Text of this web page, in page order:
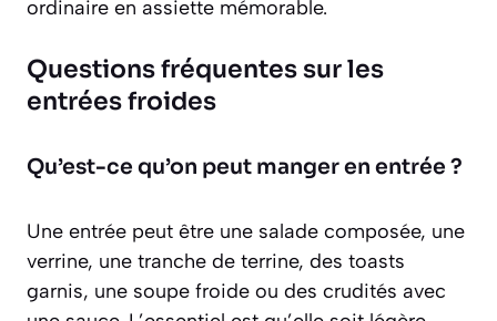
ordinaire en assiette mémorable.
Questions fréquentes sur les
entrées froides
Qu’est-ce qu’on peut manger en entrée ?
Une entrée peut être une salade composée, une
verrine, une tranche de terrine, des toasts
garnis, une soupe froide ou des crudités avec